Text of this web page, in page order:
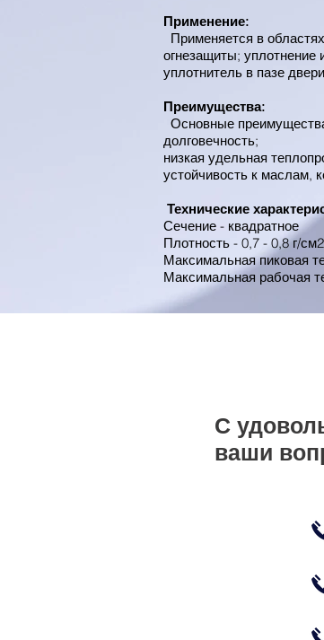
Применение:
Применяется в
огнезащиты; уплотнение
уплотнитель в пазе
Преимущества:
Основные
долговечность;
низкая удельная
устойчивость к маслам,
Технические
Сечение - квадратное
Плотность - 0,7 - 0,8 г/см2
Максимальная пиковая
Максимальная рабочая
С
ваши